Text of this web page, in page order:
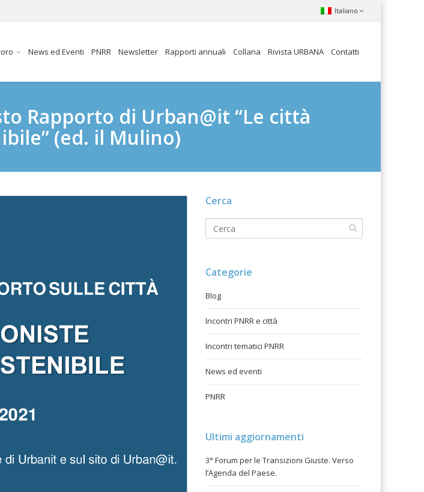
Italiano
News ed Eventi PNRR Newsletter Rapporti annuali Collana Rivista URBANA Contatti
Rapporto di Urban@it “Le città
(ed. il Mulino)
Cerca
Categorie
Blog
Incontri PNRR e città
Incontri tematici PNRR
News ed eventi
PNRR
Ultimi aggiornamenti
3° Forum per le Transizioni Giuste. Verso
l’Agenda del Paese.